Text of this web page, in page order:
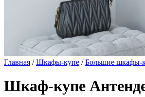
Главная /Шкафы-купе /Большие шкафы-
Шкаф-купе